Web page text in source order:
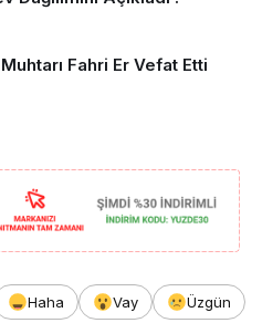
Fahri Er Vefat Etti
Haha Vay
Üzgün